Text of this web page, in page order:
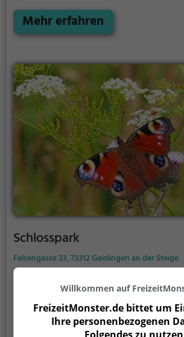
Kurpark zahlreiche Möglichkeiten zur
Mehr erfahren
Schlosspark
Felsengasse 23, 73312 Geislingen an der Steige
Der Schlosspark ist eine Parkanlage
der Steige.Mit seiner Fläche von
größte Park der Stadt und lädt
Verweilen ein. Mit einladenden
Willkommen auf
FreizeitMonster.de bittet um
Ihre personenbezogenen
Folgendes zu